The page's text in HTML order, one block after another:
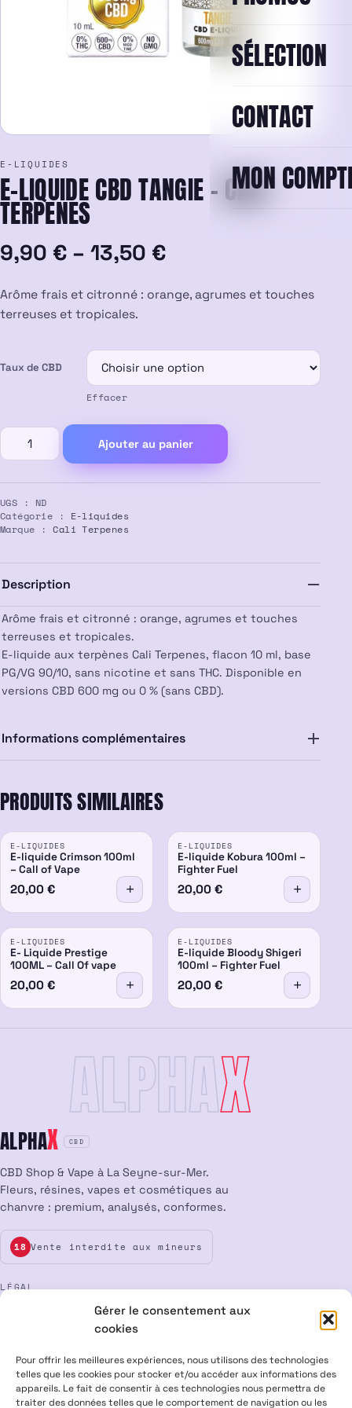
Gérer le consentement aux
cookies
Pour offrir les meilleures expériences, nous utilisons des technologies
telles que les cookies pour stocker et/ou accéder aux informations des
appareils. Le fait de consentir à ces technologies nous permettra de
traiter des données telles que le comportement de navigation ou les
SÉLECTION
CONTACT
MON
E-LIQUIDES
E-LIQUIDE CBD TANGIE – CALI
TERPENES
9,90 € – 13,50 €
Plage
de
prix :
Arôme frais et citronné : orange, agrumes et touches
terreuses et tropicales.
Taux de CBD
Effacer
quantité
liquide
CBD
Tangie
Ajouter au panier
UGS : ND
Catégorie : E-liquides
Marque :Cali Terpenes
Description
Arôme frais et citronné : orange, agrumes et touches
terreuses et tropicales.
E-liquide aux terpènes Cali Terpenes, flacon 10 ml, base
PG/VG 90/10, sans nicotine et sans THC. Disponible en
versions CBD 600 mg ou 0 % (sans CBD).
Informations complémentaires
PRODUITS SIMILAIRES
E-LIQUIDES
E-liquide Crimson 100ml
– Call of Vape
20,00 €
E-LIQUIDES
E-liquide Kobura 100ml –
Fighter Fuel
20,00 €
E-LIQUIDES
E- Liquide Prestige
100ML – Call Of vape
20,00 €
E-LIQUIDES
E-liquide Bloody Shigeri
100ml – Fighter Fuel
20,00 €
ALPHAX
ALPHAX CBD
CBD Shop & Vape à La Seyne-sur-Mer.
Fleurs, résines, vapes et cosmétiques au
chanvre : premium, analysés, conformes.
18 Vente interdite aux mineurs
LÉGAL
CGV Confidentialité
Cookies
ALPHA X CBD Shop © 2026 · Tous droits réservés